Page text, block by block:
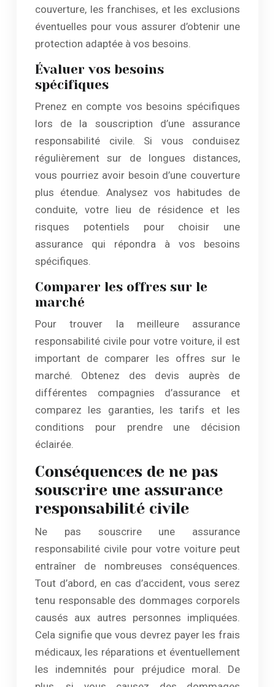
couverture, les franchises, et les exclusions
éventuelles pour vous assurer d’obtenir une
protection adaptée à vos besoins.
Évaluer vos besoins
spécifiques
Prenez en compte vos besoins spécifiques
lors de la souscription d’une assurance
responsabilité civile. Si vous conduisez
régulièrement sur de longues distances,
vous pourriez avoir besoin d’une couverture
plus étendue. Analysez vos habitudes de
conduite, votre lieu de résidence et les
risques potentiels pour choisir une
assurance qui répondra à vos besoins
spécifiques.
Comparer les offres sur le
marché
Pour trouver la meilleure assurance
responsabilité civile pour votre voiture, il est
important de comparer les offres sur le
marché. Obtenez des devis auprès de
différentes compagnies d’assurance et
comparez les garanties, les tarifs et les
conditions pour prendre une décision
éclairée.
Conséquences de ne pas
souscrire une assurance
responsabilité civile
Ne pas souscrire une assurance
responsabilité civile pour votre voiture peut
entraîner de nombreuses conséquences.
Tout d’abord, en cas d’accident, vous serez
tenu responsable des dommages corporels
causés aux autres personnes impliquées.
Cela signifie que vous devrez payer les frais
médicaux, les réparations et éventuellement
les indemnités pour préjudice moral. De